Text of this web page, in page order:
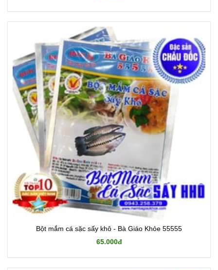
Bột mắm cá sặc sấy khô - Bà Giáo Khỏe 55555
65.000đ